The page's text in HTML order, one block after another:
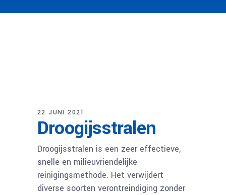
22 JUNI 2021
Droogijsstralen
Droogijsstralen is een zeer effectieve,
snelle en milieuvriendelijke
reinigingsmethode. Het verwijdert
diverse soorten verontreindiging zonder